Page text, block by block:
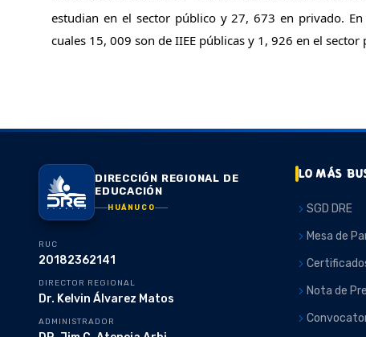
estudian en el sector público y 27, 673 en privado.
cuales 15, 009 son de IIEE públicas y 1, 926 en el sector
DIRECCIÓN REGIONAL DE
EDUCACIÓN
HUÁNUCO
RUC
20182362141
DIRECTOR REGIONAL
Dr. Kelvin Álvarez Matos
ADMINISTRADOR
LO MÁS
SGD DRE
Mesa de
Nota de